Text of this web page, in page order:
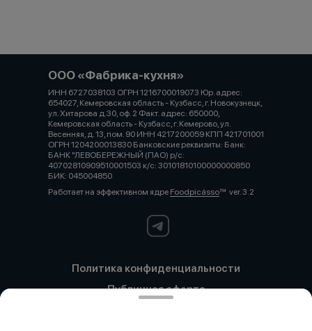
ООО «Фабрика-кухня»
ИНН 6727038103 ОГРН 1216700019073 Юр. адрес:
654027, Кемеровская область - Кузбасс, г. Новокузнецк,
ул. Хитарова д.30, оф. 2 Факт. адрес: 650000,
Кемеровская область - Кузбасс, г. Кемерово, ул.
Весенняя, д. 13, пом. 90 ИНН 4217200059 КПП 421701001
ОГРН 1204200013830 Банковские реквизиты: Банк:
БАНК "ЛЕВОБЕРЕЖНЫЙ (ПАО) р/с:
40702810909510001503 к/с: 30101810100000000850
БИК: 045004850
Работает на эффективном ядре Foodpicássover. 3.2
Политика конфиденциальности
Публичная оферта